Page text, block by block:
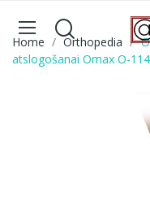
Home Orthopedia
atslogošanai Omax O-